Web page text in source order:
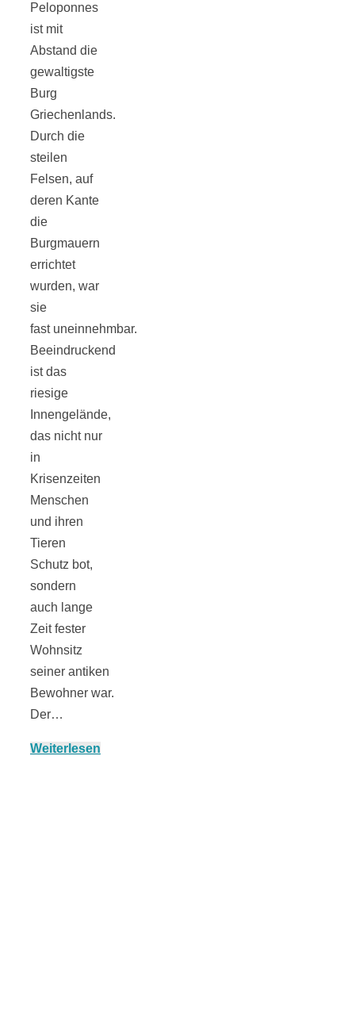
Peloponnes
ist mit
Abstand die
gewaltigste
Burg
Griechenlands.
Durch die
steilen
Felsen, auf
deren Kante
die
Burgmauern
errichtet
wurden, war
sie
fast uneinnehmbar.
Beeindruckend
ist das
riesige
Innengelände,
das nicht nur
in
Krisenzeiten
Menschen
und ihren
Tieren
Schutz bot,
sondern
auch lange
Zeit fester
Wohnsitz
seiner antiken
Bewohner war.
Der…
Weiterlesen